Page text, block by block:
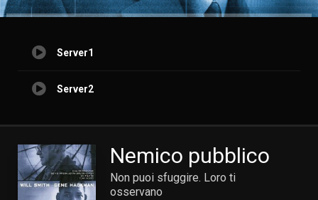
Server1
Server2
Nemico pubblico
Non puoi sfuggire. Loro ti
osservano